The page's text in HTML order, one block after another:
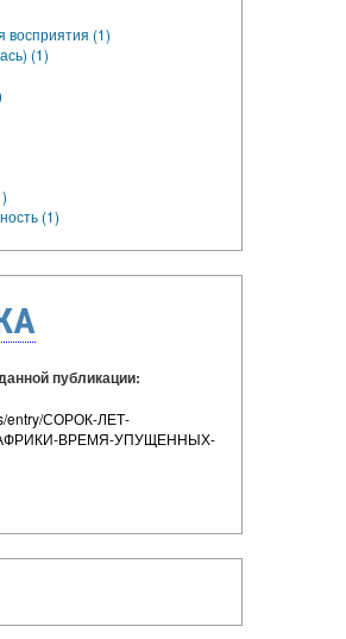
восприятия (1)
(1)
(1)
публикации:
entry/СОРОК-ЛЕТ-
ВРЕМЯ-УПУЩЕННЫХ-